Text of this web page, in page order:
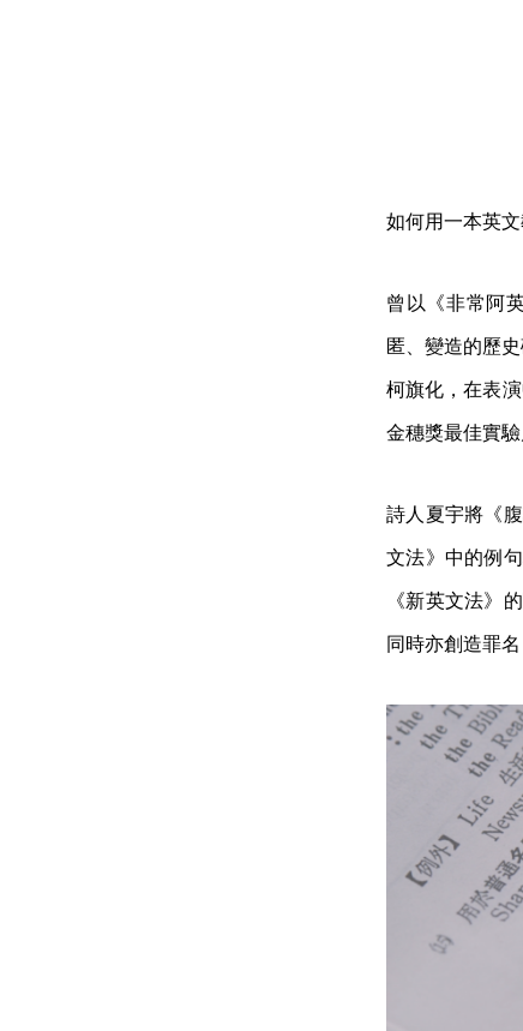
如何用一本英
曾以《非常阿
匿、變造的歷
柯旗化，在表
金穗獎最佳實驗
詩人夏宇將《
文法》中的例
《新英文法》
同時亦創造罪